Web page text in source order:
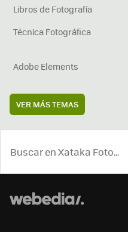
Libros de Fotografía
Técnica Fotográfica
Adobe Elements
VER MÁS TEMAS